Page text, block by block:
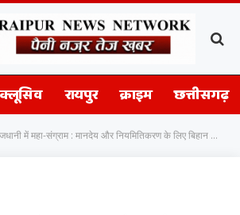
रायपुर क्राइम छत्तीसगढ़
में महा-संग्राम : मानदेय और नियमितिकरण के लिए बिहान दीदियों का आर-पार का जंग… क्या सात सूत्रीय मांगों के आगे झुकेगी सरकार